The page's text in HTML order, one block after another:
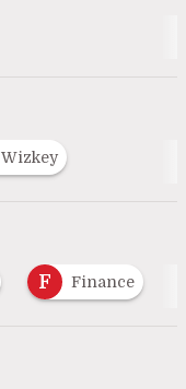
Wizkey
F Finance